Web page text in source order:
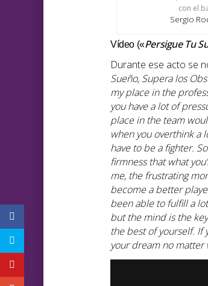
Sergio
Vídeo («Persigue Tu
Durante ese acto se
Sueño, Supera los
my place in the
you have a lot of
place in the team
when you overthink a
have to be a fighter.
firmness that what
me, the frustrating
become a better
been able to fulfill a
but the mind is the
the best of yourself. If
your dream no matter